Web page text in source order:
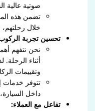
صوتية عالية
تضمن هذه
خلال
تحسين تجربة
نحن نتفهم
أثناء الرحلة.
وتقييمات
تتوفر خدمات
داخل
تفاعل مع العملاء: